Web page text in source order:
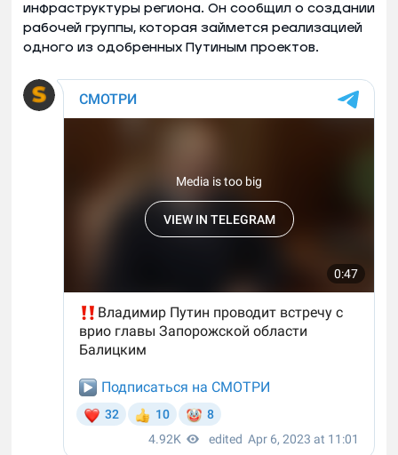
инфраструктуры региона. Он сообщил о создании
рабочей группы, которая займется реализацией
одного из одобренных Путиным проектов.